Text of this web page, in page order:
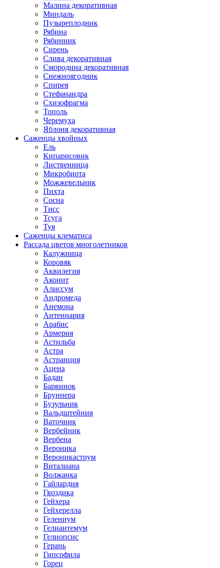
Малина декоративная
Миндаль
Пузыреплодник
Рябина
Рябинник
Сирень
Слива декоративная
Смородина декоративная
Снежноягодник
Спирея
Стефанандра
Схизофрагма
Тополь
Черемуха
Яблоня декоративная
Саженцы хвойных
Ель
Кипарисовик
Лиственница
Микробиота
Можжевельник
Пихта
Сосна
Тисс
Тсуга
Туя
Саженцы клематиса
Рассада цветов многолетников
Калужница
Коровяк
Аквилегия
Аконит
Алиссум
Андромеда
Анемона
Антеннария
Арабис
Армерия
Астильба
Астра
Астранция
Ацена
Бадан
Барвинок
Бруннера
Бузульник
Вальдштейния
Ваточник
Вербейник
Вербена
Вероника
Вероникаструм
Виталиана
Волжанка
Гайлардия
Гвоздика
Гейхера
Гейхерелла
Гелениум
Гелиантемум
Гелиопсис
Герань
Гипсофила
Горец